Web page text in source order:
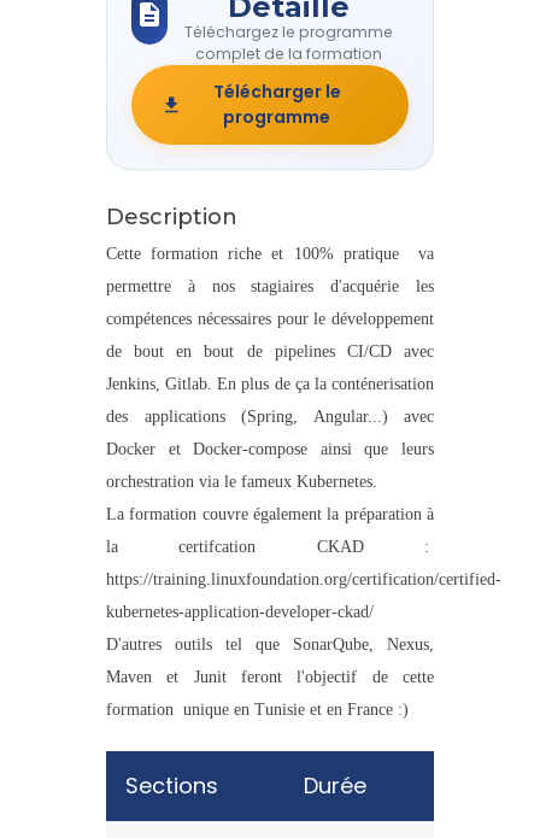
Téléchargez le programme
complet de la formation
Télécharger le
programme
Description
Cette formation riche et 100% pratique va
permettre à nos stagiaires d'acquérie les
compétences nécessaires pour le développement
de bout en bout de pipelines CI/CD avec
Jenkins, Gitlab. En plus de ça la conténerisation
des applications (Spring, Angular...) avec
Docker et Docker-compose ainsi que leurs
orchestration via le fameux Kubernetes.
La formation couvre également la préparation à
la certifcation CKAD :
https://training.linuxfoundation.org/certification/certified-
kubernetes-application-developer-ckad/
D'autres outils tel que SonarQube, Nexus,
Maven et Junit feront l'objectif de cette
formation unique en Tunisie et en France :)
Sections Durée